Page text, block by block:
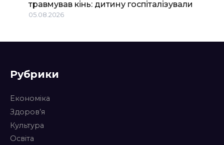
травмував кінь: дитину госпіталізували
05.08.2026
Рубрики
Економіка
Здоров’я
Культура
Освіта